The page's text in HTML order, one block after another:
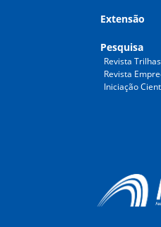
Extensão
Pesquisa
Revista
Revista
Iniciação